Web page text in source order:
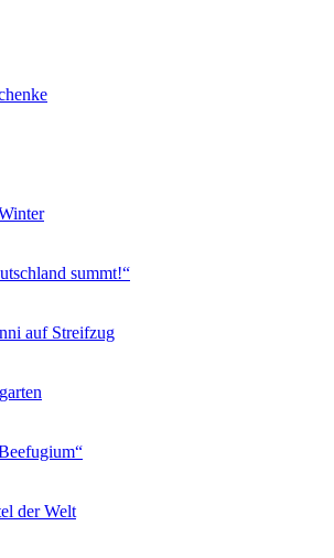
summt!“
auf Streifzug
der Welt